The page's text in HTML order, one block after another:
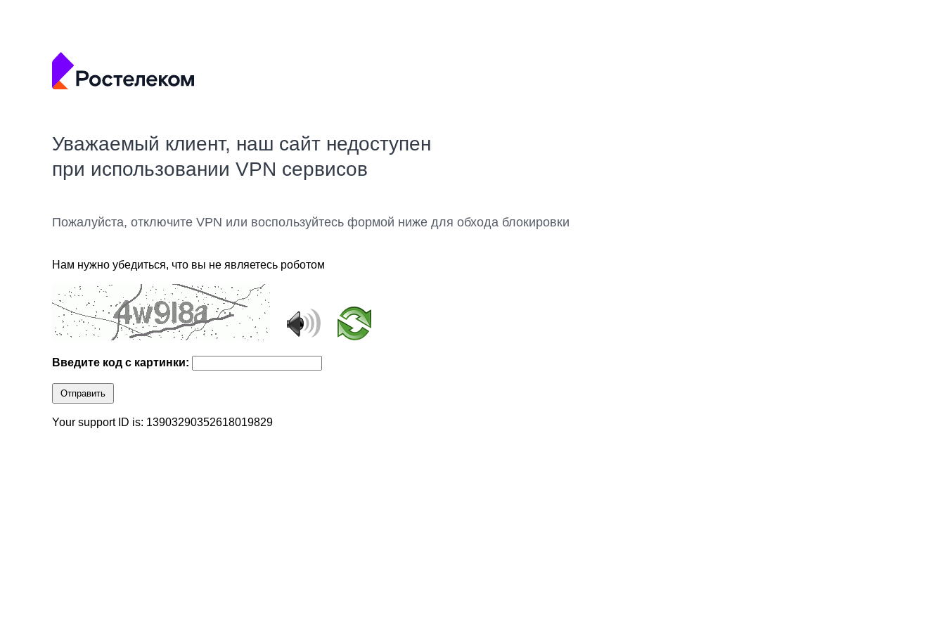
Уважаемый клиент, наш сайт недоступен
при использовании VPN сервисов
Пожалуйста, отключите VPN или воспользуйтесь формой ниже для обхода блокировки
Нам нужно убедиться, что вы не являетесь роботом
Введите код с картинки:
Отправить
Your support ID is: 13903290352618019829